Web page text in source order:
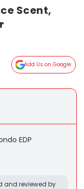
Scent,
Add Us on Google
EDP
and reviewed by